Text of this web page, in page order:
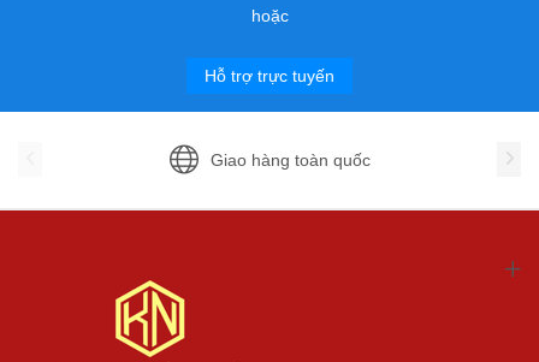
hoặc
Hỗ trợ trực tuyến
Giao hàng toàn quốc